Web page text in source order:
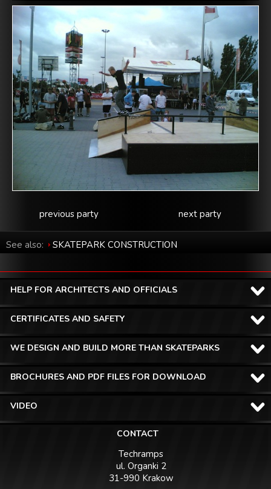
next party
previous party
See also: SKATEPARK CONSTRUCTION
HELP FOR ARCHITECTS AND OFFICIALS
CERTIFICATES AND SAFETY
WE DESIGN AND BUILD MORE THAN SKATEPARKS
BROCHURES AND PDF FILES FOR DOWNLOAD
VIDEO
CONTACT
Techramps
ul. Organki 2
31-990 Krakow